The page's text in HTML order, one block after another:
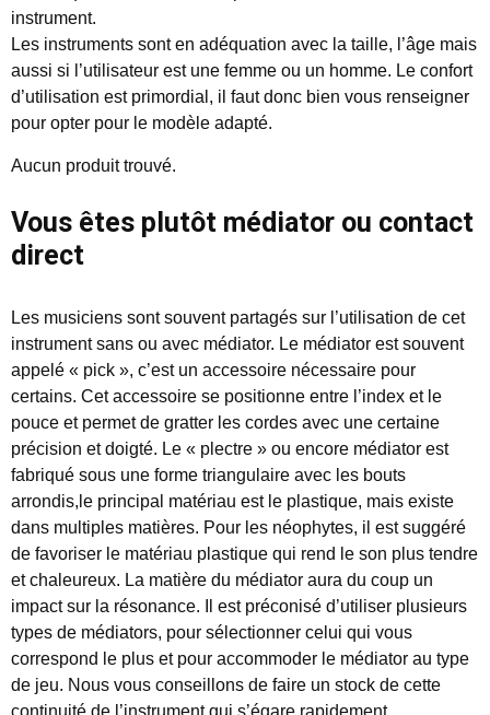
instrument.
Les instruments sont en adéquation avec la taille, l’âge mais
aussi si l’utilisateur est une femme ou un homme. Le confort
d’utilisation est primordial, il faut donc bien vous renseigner
pour opter pour le modèle adapté.
Aucun produit trouvé.
Vous êtes plutôt médiator ou contact
direct
Les musiciens sont souvent partagés sur l’utilisation de cet
instrument sans ou avec médiator. Le médiator est souvent
appelé « pick », c’est un accessoire nécessaire pour
certains. Cet accessoire se positionne entre l’index et le
pouce et permet de gratter les cordes avec une certaine
précision et doigté. Le « plectre » ou encore médiator est
fabriqué sous une forme triangulaire avec les bouts
arrondis,le principal matériau est le plastique, mais existe
dans multiples matières. Pour les néophytes, il est suggéré
de favoriser le matériau plastique qui rend le son plus tendre
et chaleureux. La matière du médiator aura du coup un
impact sur la résonance. Il est préconisé d’utiliser plusieurs
types de médiators, pour sélectionner celui qui vous
correspond le plus et pour accommoder le médiator au type
de jeu. Nous vous conseillons de faire un stock de cette